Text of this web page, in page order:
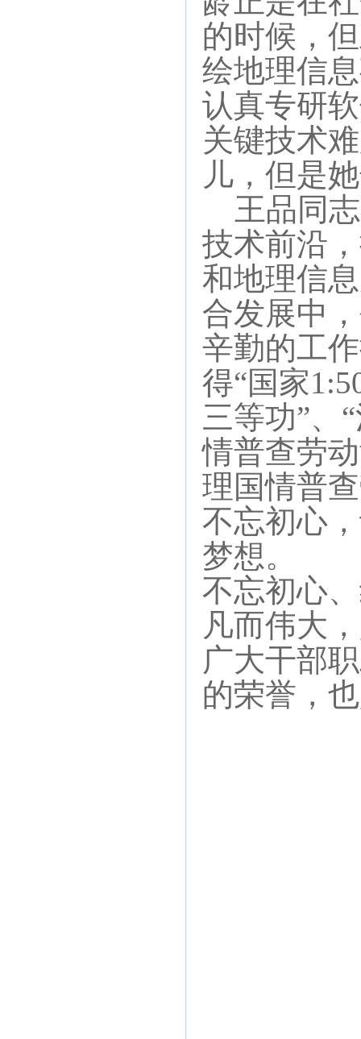
的时候，
绘地理信
认真专研
关键技术
儿，但是
王品同志
技术前沿
和地理信
合发展中
辛勤的工
得“国家
三等功”、
情普查劳
理国情普
不忘初心
梦想。
不忘初心
凡而伟大
广大干部
的荣誉，